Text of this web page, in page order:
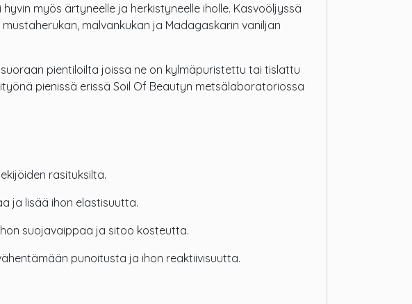
myös ärtyneelle ja herkistyneelle iholle. Kasvoöljyssä
malvankukan ja Madagaskarin vaniljan
pientiloilta joissa ne on kylmäpuristettu tai tislattu
pienissä erissä Soil Of Beautyn metsälaboratoriossa
rasituksilta.
ja lisää ihon elastisuutta.
suojavaippaa ja sitoo kosteutta.
punoitusta ja ihon reaktiivisuutta.